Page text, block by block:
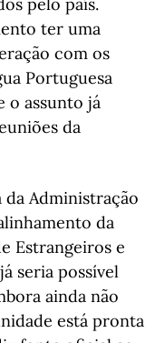
ter uma
com os
Portuguesa
o assunto já
da
da Administração
da
Estrangeiros e
seria possível
ainda não
está pronta